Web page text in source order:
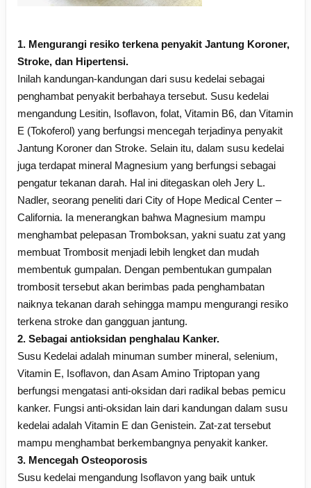
1. Mengurangi resiko terkena penyakit Jantung Koroner,
Stroke, dan Hipertensi.
Inilah kandungan-kandungan dari susu kedelai sebagai
penghambat penyakit berbahaya tersebut. Susu kedelai
mengandung Lesitin, Isoflavon, folat, Vitamin B6, dan Vitamin
E (Tokoferol) yang berfungsi mencegah terjadinya penyakit
Jantung Koroner dan Stroke. Selain itu, dalam susu kedelai
juga terdapat mineral Magnesium yang berfungsi sebagai
pengatur tekanan darah. Hal ini ditegaskan oleh Jery L.
Nadler, seorang peneliti dari City of Hope Medical Center –
California. Ia menerangkan bahwa Magnesium mampu
menghambat pelepasan Tromboksan, yakni suatu zat yang
membuat Trombosit menjadi lebih lengket dan mudah
membentuk gumpalan. Dengan pembentukan gumpalan
trombosit tersebut akan berimbas pada penghambatan
naiknya tekanan darah sehingga mampu mengurangi resiko
terkena stroke dan gangguan jantung.
2. Sebagai antioksidan penghalau Kanker.
Susu Kedelai adalah minuman sumber mineral, selenium,
Vitamin E, Isoflavon, dan Asam Amino Triptopan yang
berfungsi mengatasi anti-oksidan dari radikal bebas pemicu
kanker. Fungsi anti-oksidan lain dari kandungan dalam susu
kedelai adalah Vitamin E dan Genistein. Zat-zat tersebut
mampu menghambat berkembangnya penyakit kanker.
3. Mencegah Osteoporosis
Susu kedelai mengandung Isoflavon yang baik untuk